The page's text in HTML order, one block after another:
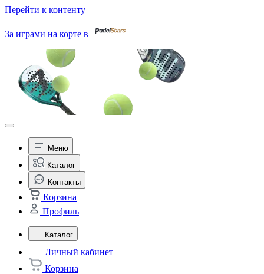
Перейти к контенту
За играми на корте в
Меню
Каталог
Контакты
Корзина
Профиль
Каталог
Личный кабинет
Корзина